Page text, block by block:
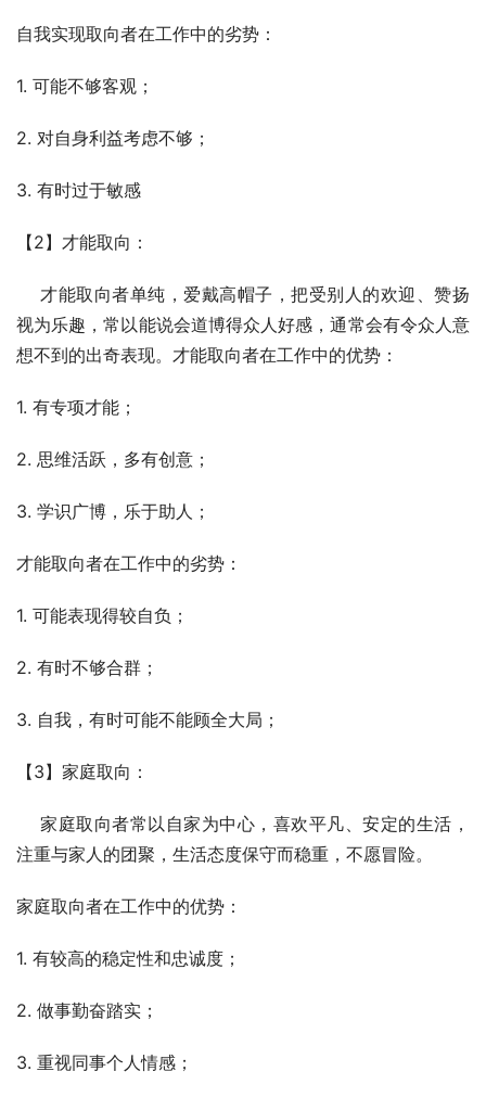
自我实现取向者在工作中的劣势：
1. 可能不够客观；
2. 对自身利益考虑不够；
3. 有时过于敏感
【2】才能取向：
才能取向者单纯，爱戴高帽子，把受别人的欢迎、赞扬
视为乐趣，常以能说会道博得众人好感，通常会有令众人意
想不到的出奇表现。才能取向者在工作中的优势：
1. 有专项才能；
2. 思维活跃，多有创意；
3. 学识广博，乐于助人；
才能取向者在工作中的劣势：
1. 可能表现得较自负；
2. 有时不够合群；
3. 自我，有时可能不能顾全大局；
【3】家庭取向：
家庭取向者常以自家为中心，喜欢平凡、安定的生活，
注重与家人的团聚，生活态度保守而稳重，不愿冒险。
家庭取向者在工作中的优势：
1. 有较高的稳定性和忠诚度；
2. 做事勤奋踏实；
3. 重视同事个人情感；